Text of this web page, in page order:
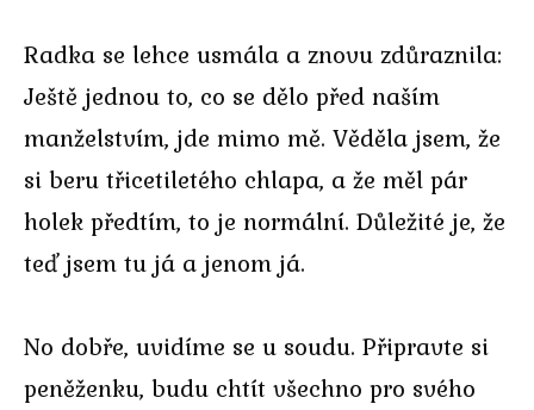
Radka se lehce usmála a znovu zdůraznila:
Ještě jednou to, co se dělo před naším
manželstvím, jde mimo mě. Věděla jsem, že
si beru třicetiletého chlapa, a že měl pár
holek předtím, to je normální. Důležité je, že
teď jsem tu já a jenom já.
No dobře, uvidíme se u soudu. Připravte si
peněženku, budu chtít všechno pro svého